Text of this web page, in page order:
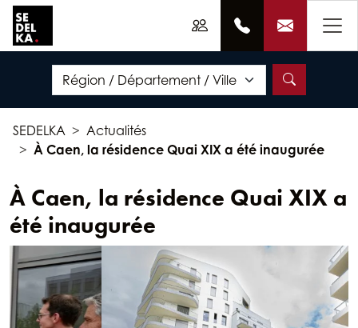
SEDELKA
Actualités
À Caen, la résidence Quai XIX a été inaugurée
À Caen, la résidence Quai XIX a
été inaugurée